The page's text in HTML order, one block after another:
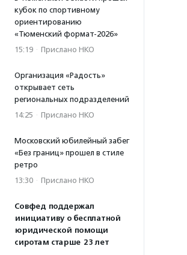
кубок по спортивному
ориентированию
«Тюменский формат-2026»
15:19 · Прислано НКО
Организация «Радость»
открывает сеть
региональных подразделений
14:25 · Прислано НКО
Московский юбилейный забег
«Без границ» прошел в стиле
ретро
13:30 · Прислано НКО
Совфед поддержал
инициативу о бесплатной
юридической помощи
сиротам старше 23 лет